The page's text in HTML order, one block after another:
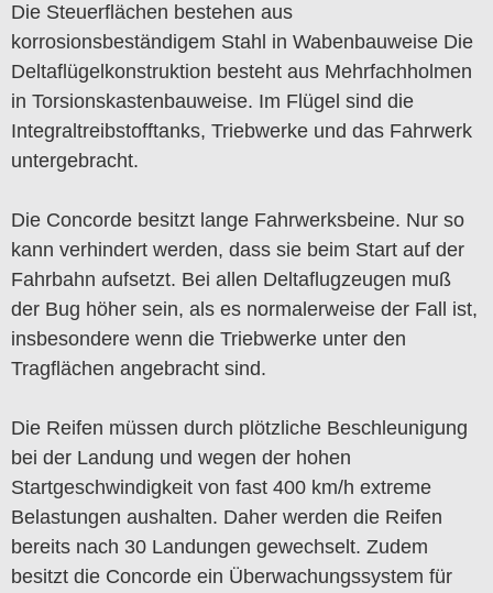
Die Steuerflächen bestehen aus
korrosionsbeständigem Stahl in Wabenbauweise Die
Deltaflügelkonstruktion besteht aus Mehrfachholmen
in Torsionskastenbauweise. Im Flügel sind die
Integraltreibstofftanks, Triebwerke und das Fahrwerk
untergebracht.
Die Concorde besitzt lange Fahrwerksbeine. Nur so
kann verhindert werden, dass sie beim Start auf der
Fahrbahn aufsetzt. Bei allen Deltaflugzeugen muß
der Bug höher sein, als es normalerweise der Fall ist,
insbesondere wenn die Triebwerke unter den
Tragflächen angebracht sind.
Die Reifen müssen durch plötzliche Beschleunigung
bei der Landung und wegen der hohen
Startgeschwindigkeit von fast 400 km/h extreme
Belastungen aushalten. Daher werden die Reifen
bereits nach 30 Landungen gewechselt. Zudem
besitzt die Concorde ein Überwachungssystem für